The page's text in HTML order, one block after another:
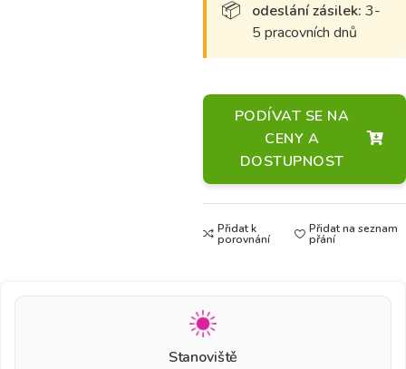
odeslání zásilek: 3-
5 pracovních dnů
PODÍVAT SE NA
CENY A
DOSTUPNOST
Přidat k
porovnání
Přidat na seznam
přání
Stanoviště